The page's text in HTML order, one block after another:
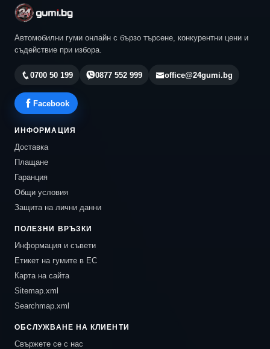
Автомобилни гуми онлайн с бързо търсене, конкурентни цени и
съдействие при избора.
0700 50 199 0877 552 999 office@24gumi.bg
Facebook
ИНФОРМАЦИЯ
Доставка
Плащане
Гаранция
Общи условия
Защита на лични данни
ПОЛЕЗНИ ВРЪЗКИ
Информация и съвети
Етикет на гумите в ЕС
Карта на сайта
Sitemap.xml
Searchmap.xml
ОБСЛУЖВАНЕ НА КЛИЕНТИ
Свържете се с нас